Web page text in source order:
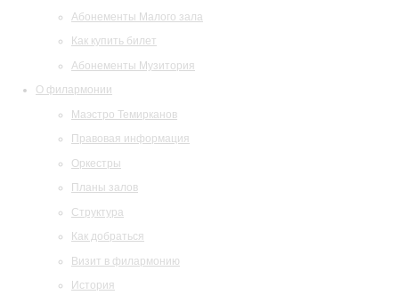
Абонементы Малого зала
Как купить билет
Абонементы Музитория
О филармонии
Маэстро Темирканов
Правовая информация
Оркестры
Планы залов
Структура
Как добраться
Визит в филармонию
История